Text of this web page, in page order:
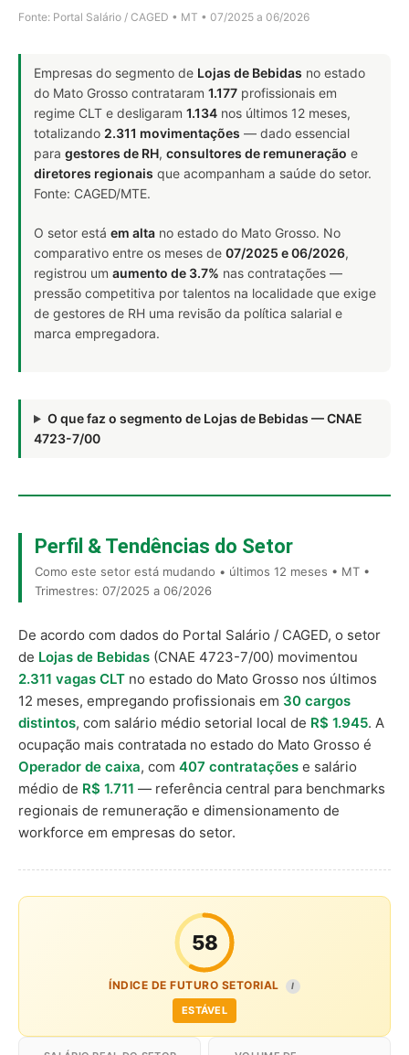
Fonte: Portal Salário / CAGED • MT • 07/2025 a 06/2026
Empresas do segmento de Lojas de Bebidas no estado
do Mato Grosso contrataram 1.177 profissionais em
regime CLT e desligaram 1.134 nos últimos 12 meses,
totalizando 2.311 movimentações — dado essencial
para gestores de RH, consultores de remuneração e
diretores regionais que acompanham a saúde do setor.
Fonte: CAGED/MTE.
O setor está em alta no estado do Mato Grosso. No
comparativo entre os meses de 07/2025 e 06/2026,
registrou um aumento de 3.7% nas contratações —
pressão competitiva por talentos na localidade que exige
de gestores de RH uma revisão da política salarial e
marca empregadora.
O que faz o segmento de Lojas de Bebidas — CNAE
4723-7/00
Perfil & Tendências do Setor
Como este setor está mudando • últimos 12 meses • MT •
Trimestres: 07/2025 a 06/2026
De acordo com dados do Portal Salário / CAGED, o setor
de Lojas de Bebidas (CNAE 4723-7/00) movimentou
2.311 vagas CLT no estado do Mato Grosso nos últimos
12 meses, empregando profissionais em 30 cargos
distintos, com salário médio setorial local de R$ 1.945. A
ocupação mais contratada no estado do Mato Grosso é
Operador de caixa, com 407 contratações e salário
médio de R$ 1.711 — referência central para benchmarks
regionais de remuneração e dimensionamento de
workforce em empresas do setor.
58
ÍNDICE DE FUTURO SETORIAL I
ESTÁVEL